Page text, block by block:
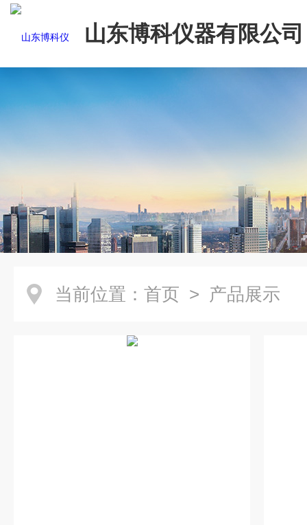
山东博科仪器有限公司
当前位置： 首页 > 产品展示